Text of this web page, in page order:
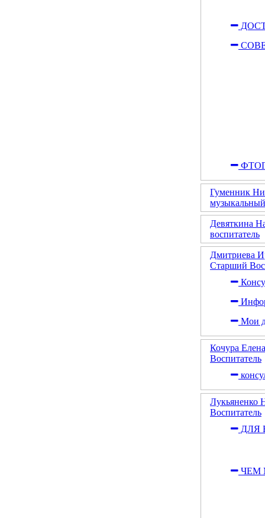
Гуменник
Девяткина
воспитатель
Дмитриева
Старший
Мои
Кочура
Воспитатель
Лукьяненко
Воспитатель
ДЛЯ
ЧЕМ